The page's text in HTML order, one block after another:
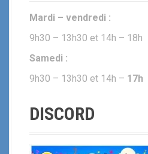
Mardi – vendredi :
9h30 – 13h30 et 14h – 18h
Samedi :
9h30 – 13h30 et 14h – 17h
DISCORD